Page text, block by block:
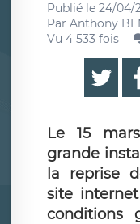
Publié le 24/04/
Par Anthony
Vu 4 533 fois
Le 15
grande
la reprise
site
conditions